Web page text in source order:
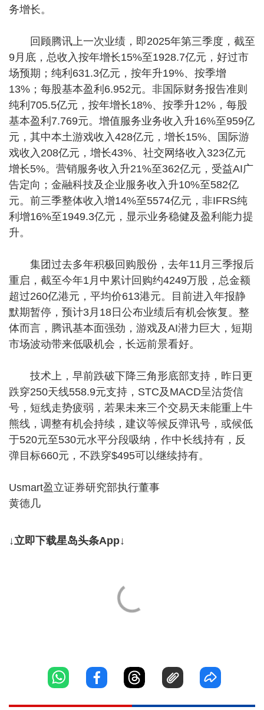
务增长。
回顾腾讯上一次业绩，即2025年第三季度，截至
9月底，总收入按年增长15%至1928.7亿元，好过市
场预期；纯利631.3亿元，按年升19%、按季增
13%；每股基本盈利6.952元。非国际财务报告准则
纯利705.5亿元，按年增长18%、按季升12%，每股
基本盈利7.769元。增值服务业务收入升16%至959亿
元，其中本土游戏收入428亿元，增长15%、国际游
戏收入208亿元，增长43%、社交网络收入323亿元
增长5%。营销服务收入升21%至362亿元，受益AI广
告定向；金融科技及企业服务收入升10%至582亿
元。前三季整体收入增14%至5574亿元，非IFRS纯
利增16%至1949.3亿元，显示业务稳健及盈利能力提
升。
集团过去多年积极回购股份，去年11月三季报后
重启，截至今年1月中累计回购约4249万股，总金额
超过260亿港元，平均价613港元。目前进入年报静
默期暂停，预计3月18日公布业绩后有机会恢复。整
体而言，腾讯基本面强劲，游戏及AI潜力巨大，短期
市场波动带来低吸机会，长远前景看好。
技术上，早前跌破下降三角形底部支持，昨日更
跌穿250天线558.9元支持，STC及MACD呈沽货信
号，短线走势疲弱，若果未来三个交易天未能重上牛
熊线，调整有机会持续，建议等候反弹讯号，或候低
于520元至530元水平分段吸纳，作中长线持有，反
弹目标660元，不跌穿$495可以继续持有。
Usmart盈立证券研究部执行董事
黄德几
↓立即下载星岛头条App↓